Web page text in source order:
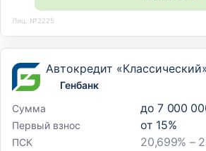
Лиц. №2225
Автокредит
Генбанк
Сумма
до 7 000
Первый взнос от 15%
ПСК 20,699% –